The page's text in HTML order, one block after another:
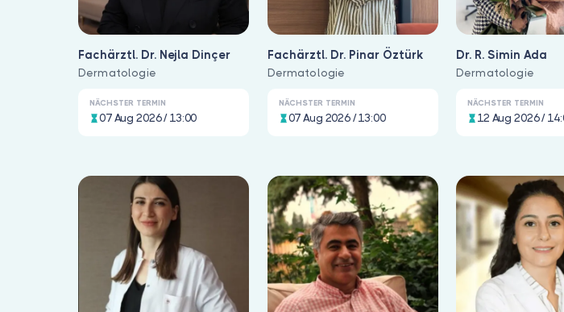
Fachärztl. Dr. Nejla Dinçer
Dermatologie
NÄCHSTER TERMIN
07 Aug 2026 / 13:00
Fachärztl. Dr. Pinar Öztürk
Dermatologie
NÄCHSTER TERMIN
07 Aug 2026 / 13:00
Dr. R. Simin Ada
Dermatologie
NÄCHSTER TERMIN
12 Aug 2026 /